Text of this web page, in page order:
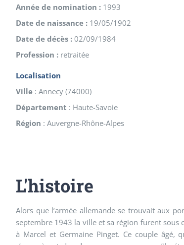
Année de nomination : 1993
Date de naissance : 19/05/1902
Date de décès : 02/09/1984
Profession : retraitée
Localisation
Ville : Annecy (74000)
Département : Haute-Savoie
Région : Auvergne-Rhône-Alpes
L'histoire
Alors que l’armée allemande se trouvait aux
septembre 1943 la ville et sa région furent sous
à Marcel et Germaine Pinget. Ce couple âgé,